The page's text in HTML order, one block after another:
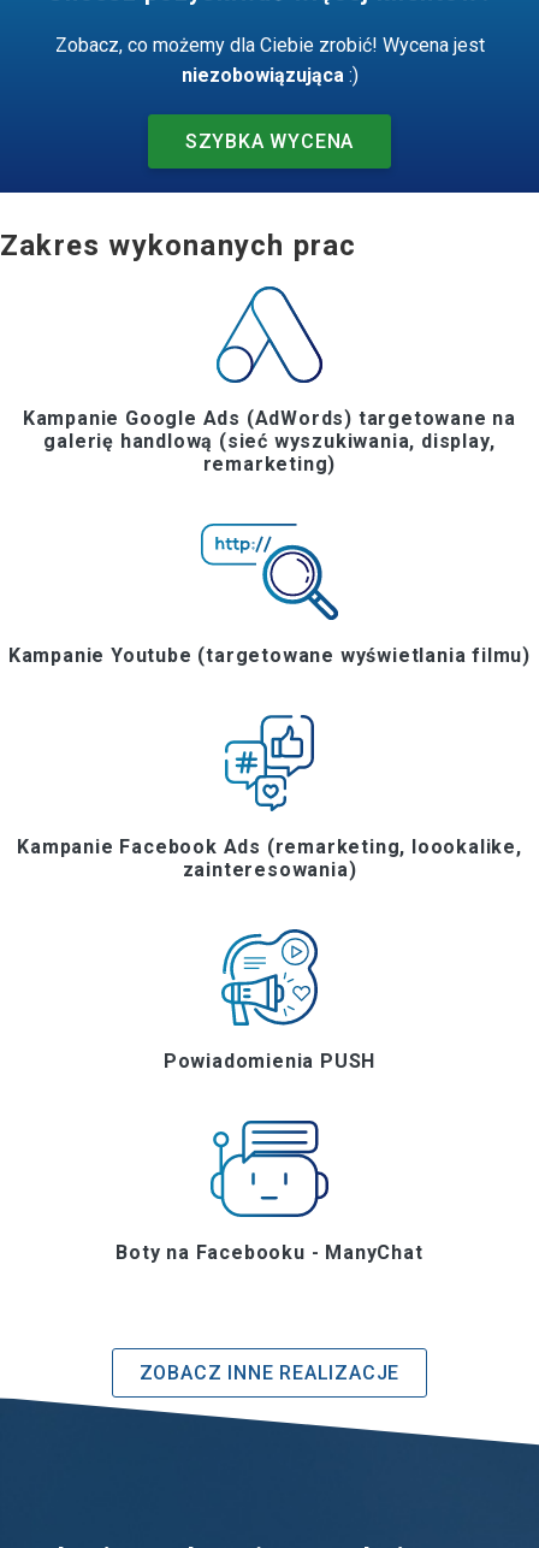
Zobacz, co możemy dla Ciebie zrobić! Wycena jest
niezobowiązująca :)
SZYBKA WYCENA
Zakres wykonanych prac
Kampanie Google Ads (AdWords) targetowane na
galerię handlową (sieć wyszukiwania, display,
remarketing)
Kampanie Youtube (targetowane wyświetlania filmu)
Kampanie Facebook Ads (remarketing, loookalike,
zainteresowania)
Powiadomienia PUSH
Boty na Facebooku - ManyChat
ZOBACZ INNE REALIZACJE